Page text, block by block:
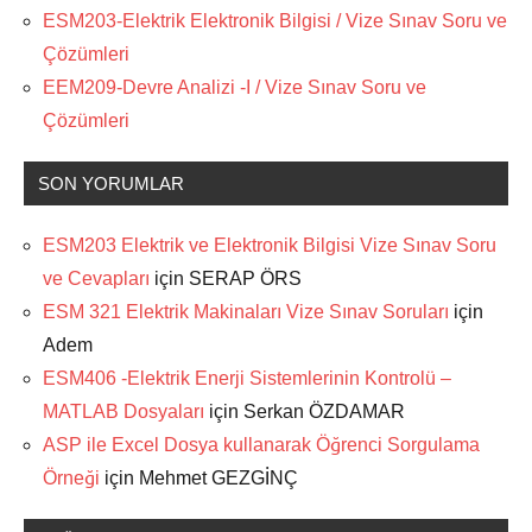
ESM203-Elektrik Elektronik Bilgisi / Vize Sınav Soru ve
Çözümleri
EEM209-Devre Analizi -I / Vize Sınav Soru ve
Çözümleri
SON YORUMLAR
ESM203 Elektrik ve Elektronik Bilgisi Vize Sınav Soru
ve Cevapları için SERAP ÖRS
ESM 321 Elektrik Makinaları Vize Sınav Soruları için
Adem
ESM406 -Elektrik Enerji Sistemlerinin Kontrolü –
MATLAB Dosyaları için Serkan ÖZDAMAR
ASP ile Excel Dosya kullanarak Öğrenci Sorgulama
Örneği için Mehmet GEZGİNÇ